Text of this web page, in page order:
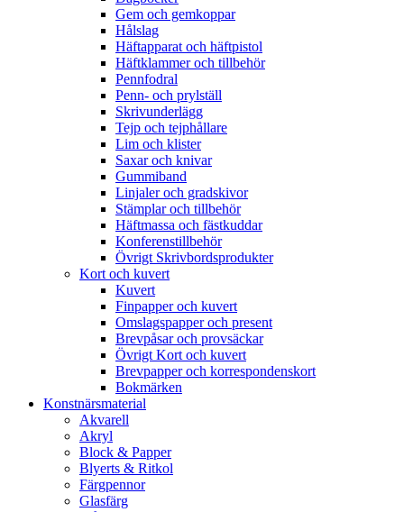
Gem och gemkoppar
Hålslag
Häftapparat och häftpistol
Häftklammer och tillbehör
Pennfodral
Penn- och prylställ
Skrivunderlägg
Tejp och tejphållare
Lim och klister
Saxar och knivar
Gummiband
Linjaler och gradskivor
Stämplar och tillbehör
Häftmassa och fästkuddar
Konferenstillbehör
Övrigt Skrivbordsprodukter
Kort och kuvert
Kuvert
Finpapper och kuvert
Omslagspapper och present
Brevpåsar och provsäckar
Övrigt Kort och kuvert
Brevpapper och korrespondenskort
Bokmärken
Konstnärsmaterial
Akvarell
Akryl
Block & Papper
Blyerts & Ritkol
Färgpennor
Glasfärg